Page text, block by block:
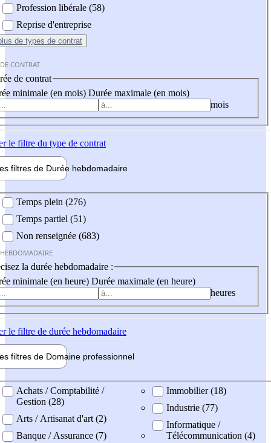
Profession libérale (58)
Reprise d'entreprise
de types de contrat
CONTRAT
de contrat
minimale (en mois) Durée maximale (en mois)
mois
le filtre du type de contrat
filtres de Durée hebdomadaire
Temps plein (276)
Temps partiel (51)
Non renseignée (683)
la durée hebdomadaire :
minimale (en heure) Durée maximale (en heure)
heures
le filtre de durée hebdomadaire
filtres de Domaine professionnel
professionel
Achats / Comptabilité /
Gestion (28)
Arts / Artisanat d'art (2)
Banque / Assurance (7)
Immobilier (18)
Industrie (77)
Informatique /
Télécommunication (4)